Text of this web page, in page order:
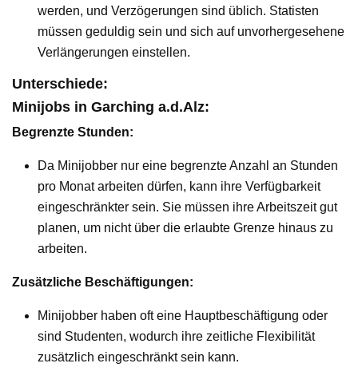
werden, und Verzögerungen sind üblich. Statisten
müssen geduldig sein und sich auf unvorhergesehene
Verlängerungen einstellen.
Unterschiede:
Minijobs in Garching a.d.Alz:
Begrenzte Stunden:
Da Minijobber nur eine begrenzte Anzahl an Stunden
pro Monat arbeiten dürfen, kann ihre Verfügbarkeit
eingeschränkter sein. Sie müssen ihre Arbeitszeit gut
planen, um nicht über die erlaubte Grenze hinaus zu
arbeiten.
Zusätzliche Beschäftigungen:
Minijobber haben oft eine Hauptbeschäftigung oder
sind Studenten, wodurch ihre zeitliche Flexibilität
zusätzlich eingeschränkt sein kann.